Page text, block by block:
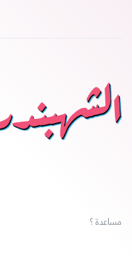
مساعدة ؟